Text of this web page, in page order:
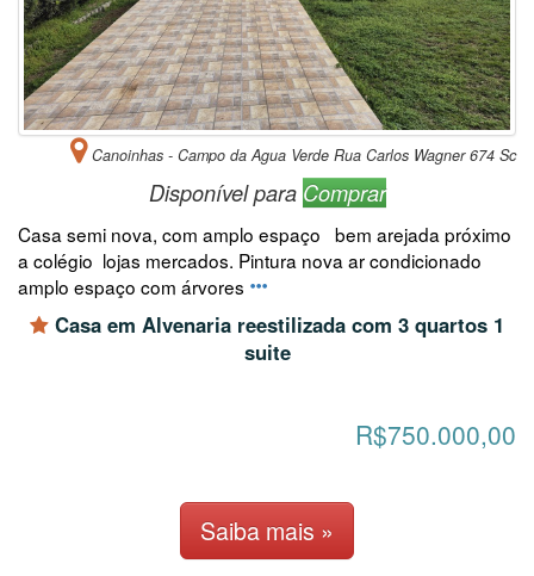
Canoinhas - Campo da Agua Verde Rua Carlos Wagner 674 Sc
Disponível para Comprar
Casa semi nova, com amplo espaço bem arejada próximo
a colégio lojas mercados. Pintura nova ar condicionado
amplo espaço com árvores
Casa em Alvenaria reestilizada com 3 quartos 1
suite
R$750.000,00
Saiba mais »